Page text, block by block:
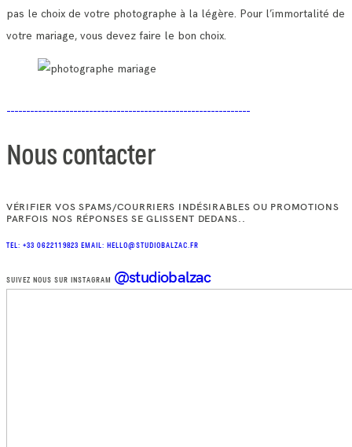
pas le choix de votre photographe à la légère. Pour l’immortalité de
votre mariage, vous devez faire le bon choix.
Nous contacter
VÉRIFIER VOS SPAMS/COURRIERS INDÉSIRABLES OU PROMOTIONS
PARFOIS NOS RÉPONSES SE GLISSENT DEDANS..
TEL: +33 0622119823 EMAIL: HELLO@STUDIOBALZAC.FR
SUIVEZ NOUS SUR INSTAGRAM @studiobalzac